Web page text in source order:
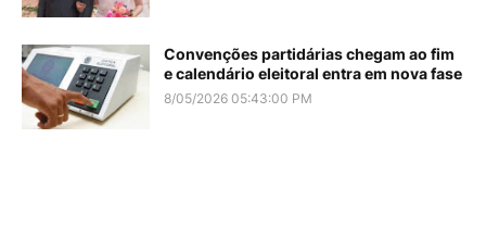
Convenções partidárias chegam ao fim
e calendário eleitoral entra em nova fase
8/05/2026 05:43:00 PM